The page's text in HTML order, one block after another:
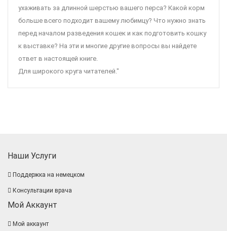
ухаживать за длинной шерстью вашего перса? Какой корм
больше всего подходит вашему любимцу? Что нужно знать
перед началом разведения кошек и как подготовить кошку
к выставке? На эти и многие другие вопросы вы найдете
ответ в настоящей книге.
Для широкого круга читателей."
Наши Услуги
Поддержка на немецком
Консультации врача
Мой Аккаунт
Мой аккаунт